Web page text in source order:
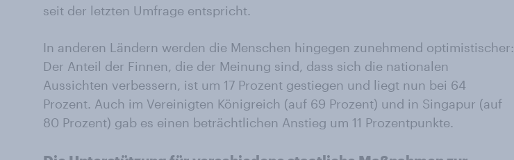
seit der letzten Umfrage entspricht.
In anderen Ländern werden die Menschen hingegen zunehmend optimistischer:
Der Anteil der Finnen, die der Meinung sind, dass sich die nationalen
Aussichten verbessern, ist um 17 Prozent gestiegen und liegt nun bei 64
Prozent. Auch im Vereinigten Königreich (auf 69 Prozent) und in Singapur (auf
80 Prozent) gab es einen beträchtlichen Anstieg um 11 Prozentpunkte.